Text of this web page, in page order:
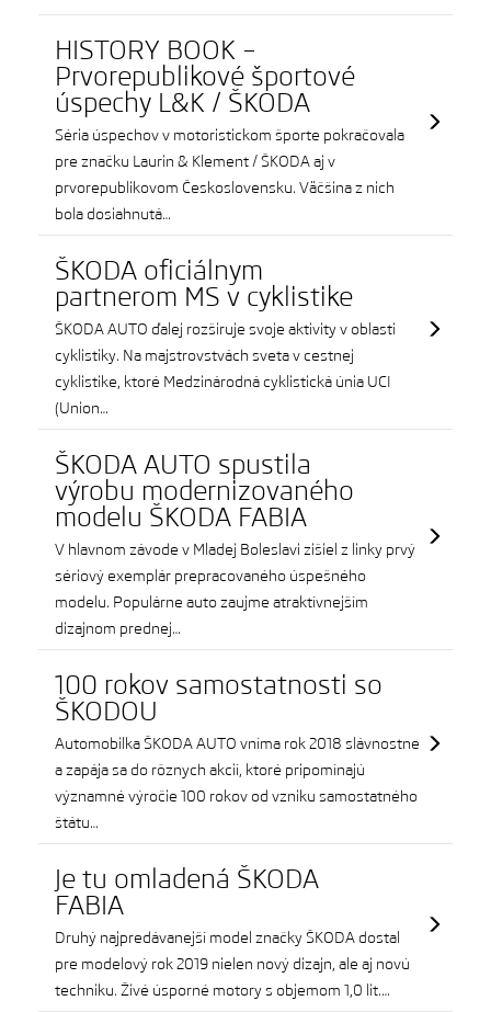
HISTORY BOOK –
Prvorepublikové športové
úspechy L&K / ŠKODA
Séria úspechov v motoristickom športe pokračovala
pre značku Laurin & Klement / ŠKODA aj v
prvorepublikovom Československu. Väčšina z nich
bola dosiahnutá…
ŠKODA oficiálnym
partnerom MS v cyklistike
ŠKODA AUTO ďalej rozširuje svoje aktivity v oblasti
cyklistiky. Na majstrovstvách sveta v cestnej
cyklistike, ktoré Medzinárodná cyklistická únia UCI
(Union…
ŠKODA AUTO spustila
výrobu modernizovaného
modelu ŠKODA FABIA
V hlavnom závode v Mladej Boleslavi zišiel z linky prvý
sériový exemplár prepracovaného úspešného
modelu. Populárne auto zaujme atraktívnejším
dizajnom prednej…
100 rokov samostatnosti so
ŠKODOU
Automobilka ŠKODA AUTO vníma rok 2018 slávnostne
a zapája sa do rôznych akcií, ktoré pripomínajú
významné výročie 100 rokov od vzniku samostatného
štátu…
Je tu omladená ŠKODA
FABIA
Druhý najpredávanejší model značky ŠKODA dostal
pre modelový rok 2019 nielen nový dizajn, ale aj novú
techniku. Živé úsporné motory s objemom 1,0 lit.…